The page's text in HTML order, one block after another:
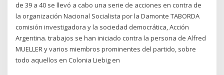
de 39 a 40 se llevó a cabo una serie de acciones en contra de
la organización Nacional Socialista por la Damonte TABORDA
comisión investigadora y la sociedad democrática, Acción
Argentina. trabajos se han iniciado contra la persona de Alfred
MUELLER y varios miembros prominentes del partido, sobre
todo aquellos en Colonia Liebig en